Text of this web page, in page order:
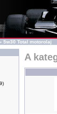
» 5w30 Total motorolaj
A